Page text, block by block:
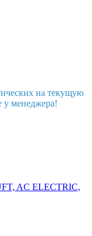
на текущую
у менеджера!
AC ELECTRIC,